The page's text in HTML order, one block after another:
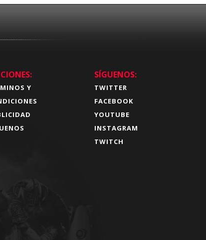
Y
SÍGUENOS:
TWITTER
FACEBOOK
YOUTUBE
INSTAGRAM
TWITCH